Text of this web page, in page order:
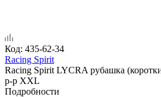
Код: 435-62-34
Racing Spirit
Racing Spirit LYCRA рубашка
р-р XXL
Подробности